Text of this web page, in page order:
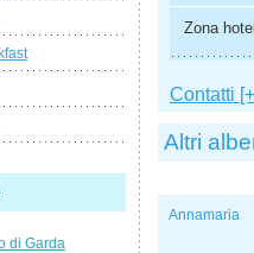
Zona
Contatti
Altri
Annamaria
di Garda